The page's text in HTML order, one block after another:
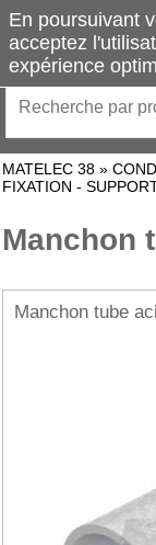
MATELEC 38 »
FIXATION -
Manchon
Manchon tube
En poursuivant
acceptez
expérience